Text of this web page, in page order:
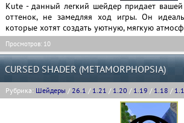
Kute - данный легкий шейдер придает
оттенок, не замедляя ход игры. Он
которые хотят создать уютную, мягкую
Просмотров: 10
CURSED SHADER (METAMORPHOPSIA)
Рубрика: Шейдеры /26.1 / 1.21 / 1.20 / 1.19 / 1.18 /